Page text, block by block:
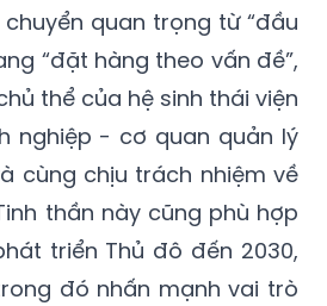
quan trọng từ “đầu
“đặt hàng theo vấn đề”,
thể của hệ sinh thái viện
nghiệp - cơ quan quản lý
cùng chịu trách nhiệm về
thần này cũng phù hợp
triển Thủ đô đến 2030,
đó nhấn mạnh vai trò